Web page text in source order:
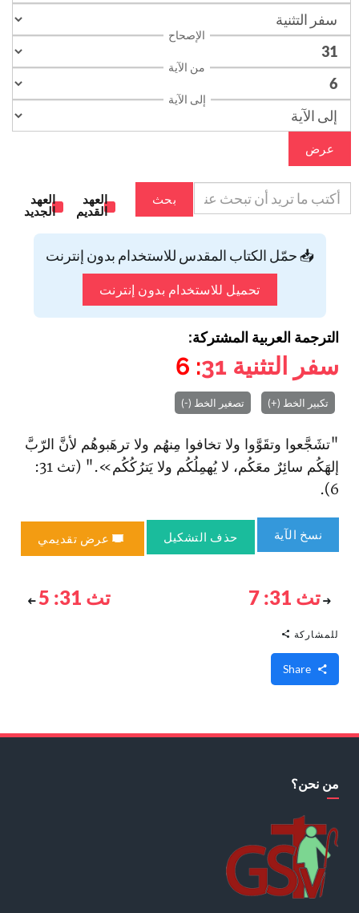
الإصحاح
من الآية
إلى الآية
عرض
بحث
العهد
القديم
العهد
الجديد
📥 حمّل الكتاب المقدس للاستخدام بدون إنترنت
تحميل للاستخدام بدون إنترنت
الترجمة العربية المشتركة:
سفر التثنية 31
: 6
تكبير الخط (+) تصغير الخط (-)
"تشَجَّعوا وتقَوَّوا ولا تخافوا مِنهُم ولا ترهَبوهُم لأنَّ الرّبَّ
إلهَكُم سائِرٌ معَكُم، لا يُهمِلُكُم ولا يَترُكُكُم»." (تث 31:
6).
نسخ الآية حذف التشكيل عرض تقديمي
تث 31: 7 تث 31: 5
للمشاركة
من نحن؟